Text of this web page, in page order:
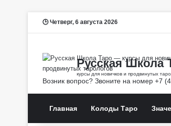
Четверг, 6 августа 2026
Главная Колоды Таро